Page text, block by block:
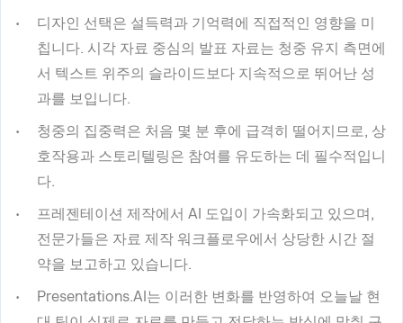
디자인 선택은 설득력과 기억력에 직접적인 영향을 미
칩니다. 시각 자료 중심의 발표 자료는 청중 유지 측면에
서 텍스트 위주의 슬라이드보다 지속적으로 뛰어난 성
과를 보입니다.
청중의 집중력은 처음 몇 분 후에 급격히 떨어지므로, 상
호작용과 스토리텔링은 참여를 유도하는 데 필수적입니
다.
프레젠테이션 제작에서 AI 도입이 가속화되고 있으며,
전문가들은 자료 제작 워크플로우에서 상당한 시간 절
약을 보고하고 있습니다.
Presentations.AI는 이러한 변화를 반영하여 오늘날 현